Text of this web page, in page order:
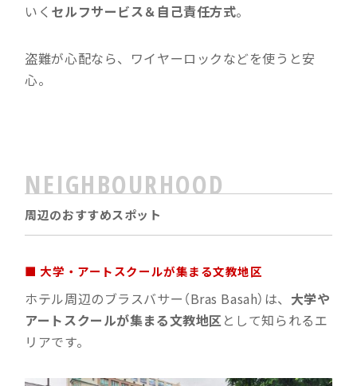
いく セルフサービス＆自己責任方式。
盗難が心配なら、ワイヤーロックなどを使うと安
心。
NEIGHBOURHOOD
周辺のおすすめスポット
■ 大学・アートスクールが集まる文教地区
ホテル周辺のブラスバサー（Bras Basah）は、 大学や
アートスクールが集まる文教地区として知られるエ
リアです。